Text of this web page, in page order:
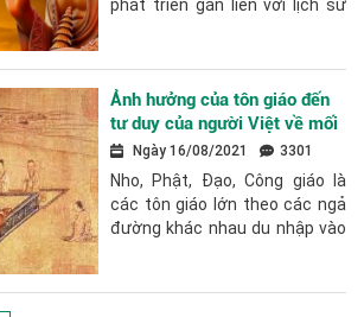
phát triển gắn liền với lịch sử
tộc....
Ảnh hưởng của tôn giáo đến
tư duy của người Việt về mối
quan hệ con người và tự
nhiên
Ngày 16/08/2021 3301
Nho, Phật, Đạo, Công giáo là
các tôn giáo lớn theo các ngả
đường khác nhau du nhập vào
tố...